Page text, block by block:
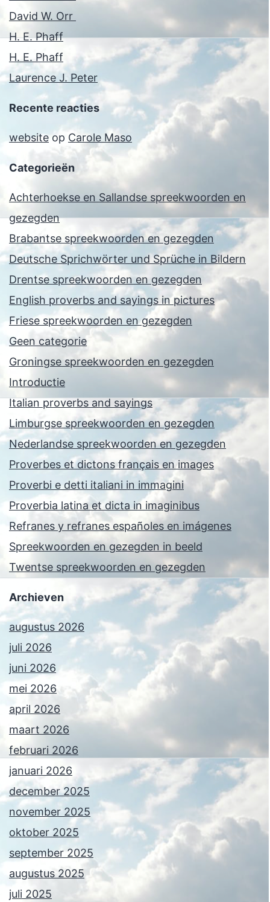
David W. Orr
H. E. Phaff
H. E. Phaff
Laurence J. Peter
Recente reacties
websiteop Carole Maso
Categorieën
Achterhoekse en Sallandse spreekwoorden en
gezegden
Brabantse spreekwoorden en gezegden
Deutsche Sprichwörter und Sprüche in Bildern
Drentse spreekwoorden en gezegden
English proverbs and sayings in pictures
Friese spreekwoorden en gezegden
Geen categorie
Groningse spreekwoorden en gezegden
Introductie
Italian proverbs and sayings
Limburgse spreekwoorden en gezegden
Nederlandse spreekwoorden en gezegden
Proverbes et dictons français en images
Proverbi e detti italiani in immagini
Proverbia latina et dicta in imaginibus
Refranes y refranes españoles en imágenes
Spreekwoorden en gezegden in beeld
Twentse spreekwoorden en gezegden
Archieven
augustus 2026
juli 2026
juni 2026
mei 2026
april 2026
maart 2026
februari 2026
januari 2026
december 2025
november 2025
oktober 2025
september 2025
augustus 2025
juli 2025